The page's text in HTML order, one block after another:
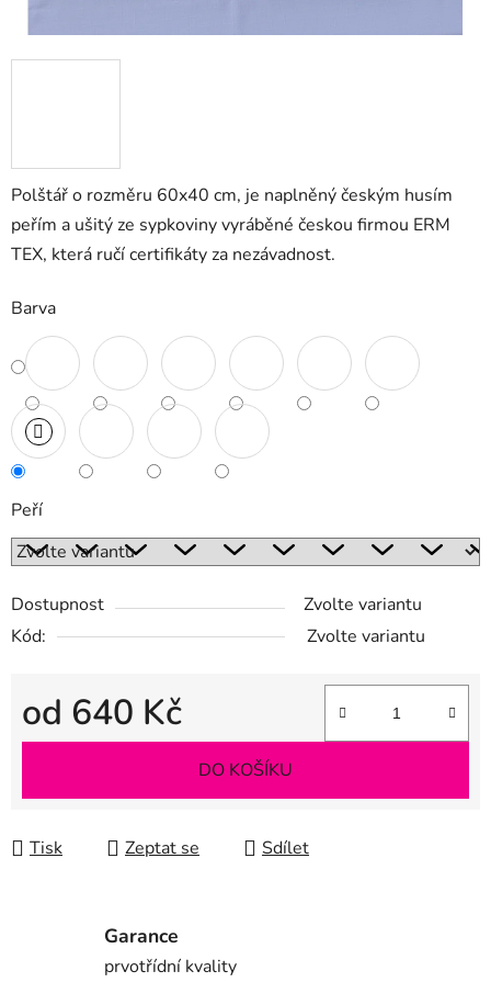
Polštář o rozměru 60x40 cm, je naplněný českým husím
peřím a ušitý ze sypkoviny vyráběné českou firmou ERM
TEX, která ručí certifikáty za nezávadnost.
Barva
Peří
Dostupnost
Zvolte variantu
Kód:
Zvolte variantu
od 640 Kč
Měrná cena:
DO KOŠÍKU
Tisk Zeptat se Sdílet
Garance
prvotřídní kvality